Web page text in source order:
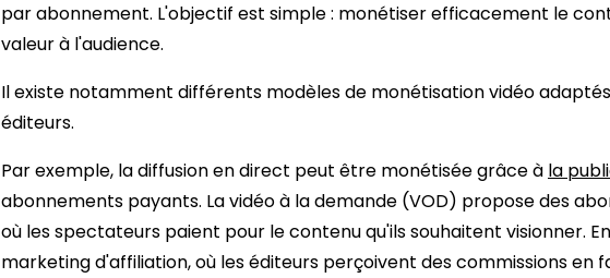
par abonnement. L'objectif est simple : monétiser efficacement le
valeur à l'audience.
Il existe notamment différents modèles de monétisation vidéo
éditeurs.
Par exemple, la diffusion en direct peut être monétisée grâce à la
abonnements payants. La vidéo à la demande (VOD) propose des
où les spectateurs paient pour le contenu qu'ils souhaitent visionner.
marketing d'affiliation, où les éditeurs perçoivent des commissions en